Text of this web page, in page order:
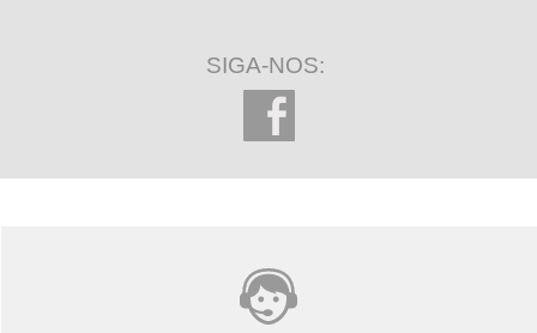
SIGA-NOS: